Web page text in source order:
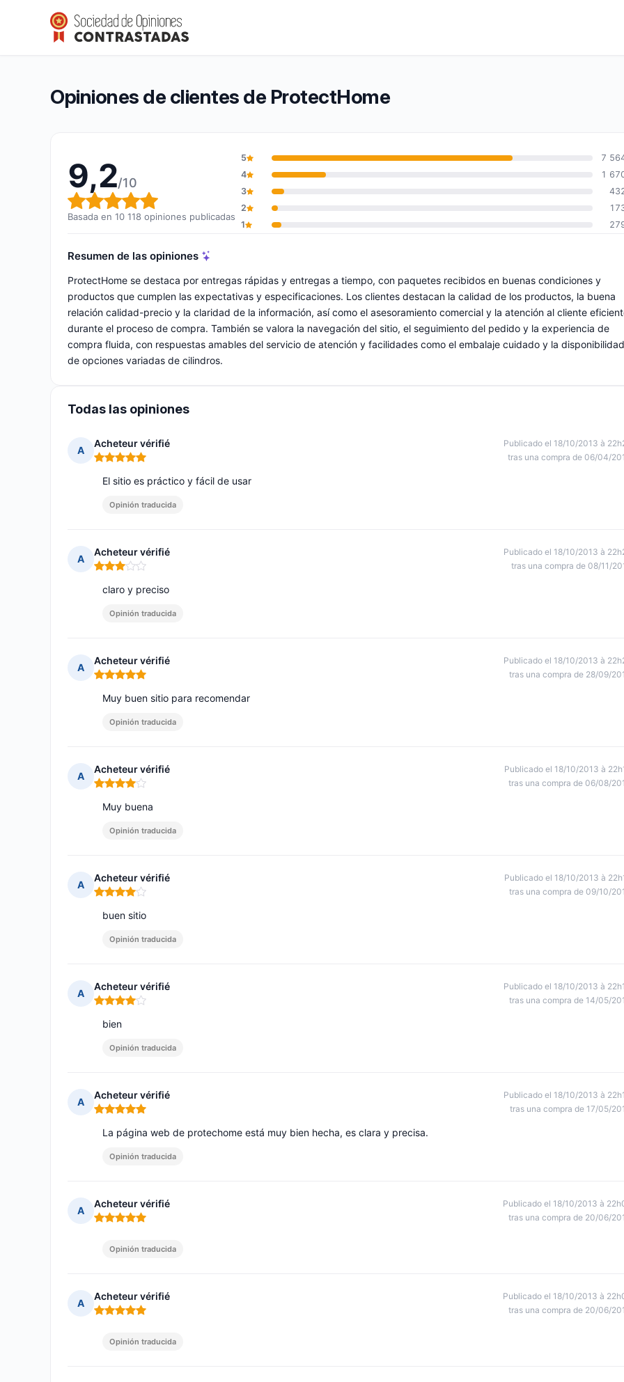
ProtectHome
Calificación global: 9,2 de 10
9,2/10(10 118 opiniones)
Opiniones de clientes de ProtectHome
9,2/10
Calificación global: 9,2 de 10
Basada en 10 118 opiniones publicadas
5
7
4
1
3
2
1
Resumen de las opiniones
ProtectHome se destaca por entregas rápidas y entregas a tiempo, con paquetes recibidos en buenas condiciones y
productos que cumplen las expectativas y especificaciones. Los clientes destacan la calidad de los productos, la buena
relación calidad-precio y la claridad de la información, así como el asesoramiento comercial y la atención al cliente
durante el proceso de compra. También se valora la navegación del sitio, el seguimiento del pedido y la experiencia de
compra fluida, con respuestas amables del servicio de atención y facilidades como el embalaje cuidado y la disponibilidad
de opciones variadas de cilindros.
Todas las opiniones
A
Acheteur vérifié
Nota: 5 de 5
Publicado el 18/10/2013 à
tras una compra de 06/04/
El sitio es práctico y fácil de usar
Opinión traducida
A
Acheteur vérifié
Nota: 3 de 5
Publicado el 18/10/2013 à
tras una compra de 08/11/
claro y preciso
Opinión traducida
A
Acheteur vérifié
Nota: 5 de 5
Publicado el 18/10/2013 à
tras una compra de 28/09/
Muy buen sitio para recomendar
Opinión traducida
A
Acheteur vérifié
Nota: 4 de 5
Publicado el 18/10/2013 à
tras una compra de 06/08/
Muy buena
Opinión traducida
A
Acheteur vérifié
Nota: 4 de 5
Publicado el 18/10/2013 à
tras una compra de 09/10/
buen sitio
Opinión traducida
A
Acheteur vérifié
Nota: 4 de 5
Publicado el 18/10/2013 à
tras una compra de 14/05/
bien
Opinión traducida
A
Acheteur vérifié
Nota: 5 de 5
Publicado el 18/10/2013 à
tras una compra de 17/05/
La página web de protechome está muy bien hecha, es clara y precisa.
Opinión traducida
A
Acheteur vérifié
Nota: 5 de 5
Publicado el 18/10/2013 à
tras una compra de 20/06/
Opinión traducida
A
Acheteur vérifié
Nota: 5 de 5
Publicado el 18/10/2013 à
tras una compra de 20/06/
Opinión traducida